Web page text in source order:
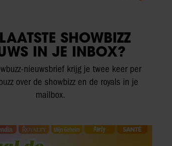
SHOWBIZZ
IN JE INBOX?
nieuwsbrief krijg je twee keer per
over de showbizz en de royals in je
mailbox.